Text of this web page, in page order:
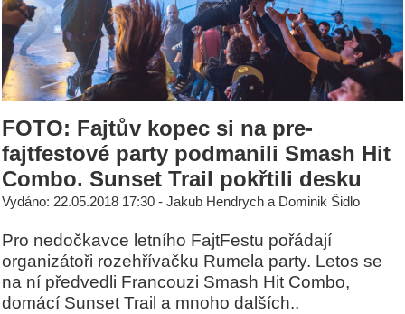
FOTO: Fajtův kopec si na pre-
fajtfestové party podmanili Smash Hit
Combo. Sunset Trail pokřtili desku
Vydáno: 22.05.2018 17:30 - Jakub Hendrych a Dominik Šidlo
Pro nedočkavce letního FajtFestu pořádají
organizátoři rozehřívačku Rumela party. Letos se
na ní předvedli Francouzi Smash Hit Combo,
domácí Sunset Trail a mnoho dalších..